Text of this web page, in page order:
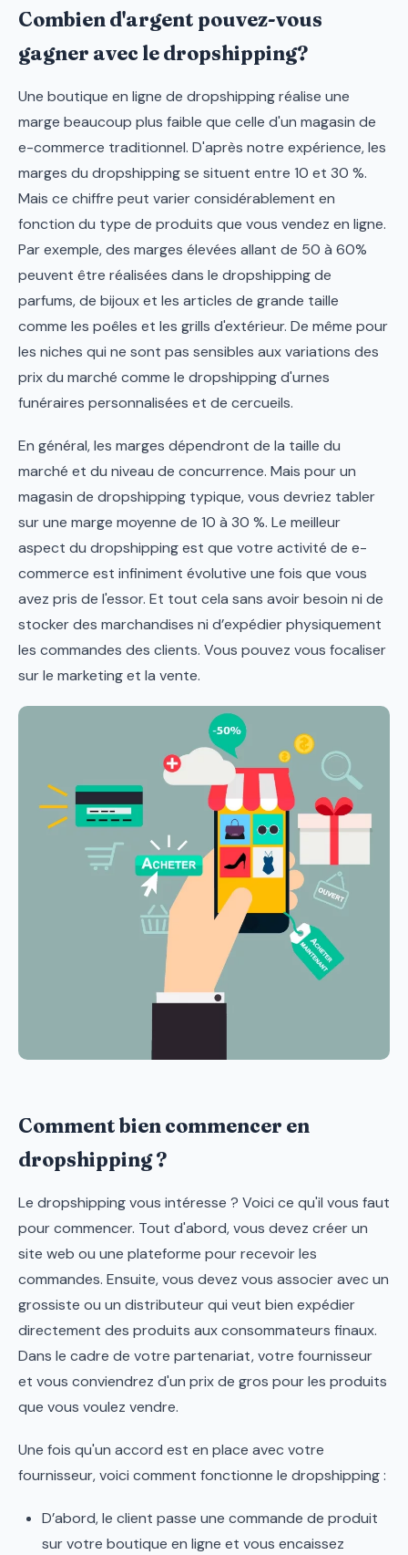
Combien d'argent pouvez-vous
gagner avec le dropshipping?
Une boutique en ligne de dropshipping réalise une
marge beaucoup plus faible que celle d'un magasin de
e-commerce traditionnel. D'après notre expérience, les
marges du dropshipping se situent entre 10 et 30 %.
Mais ce chiffre peut varier considérablement en
fonction du type de produits que vous vendez en ligne.
Par exemple, des marges élevées allant de 50 à 60%
peuvent être réalisées dans le dropshipping de
parfums, de bijoux et les articles de grande taille
comme les poêles et les grills d'extérieur. De même pour
les niches qui ne sont pas sensibles aux variations des
prix du marché comme le dropshipping d'urnes
funéraires personnalisées et de cercueils.
En général, les marges dépendront de la taille du
marché et du niveau de concurrence. Mais pour un
magasin de dropshipping typique, vous devriez tabler
sur une marge moyenne de 10 à 30 %. Le meilleur
aspect du dropshipping est que votre activité de e-
commerce est infiniment évolutive une fois que vous
avez pris de l'essor. Et tout cela sans avoir besoin ni de
stocker des marchandises ni d’expédier physiquement
les commandes des clients. Vous pouvez vous focaliser
sur le marketing et la vente.
Comment bien commencer en
dropshipping ?
Le dropshipping vous intéresse ? Voici ce qu'il vous faut
pour commencer. Tout d'abord, vous devez créer un
site web ou une plateforme pour recevoir les
commandes. Ensuite, vous devez vous associer avec un
grossiste ou un distributeur qui veut bien expédier
directement des produits aux consommateurs finaux.
Dans le cadre de votre partenariat, votre fournisseur
et vous conviendrez d'un prix de gros pour les produits
que vous voulez vendre.
Une fois qu'un accord est en place avec votre
fournisseur, voici comment fonctionne le dropshipping :
D’abord, le client passe une commande de produit
sur votre boutique en ligne et vous encaissez